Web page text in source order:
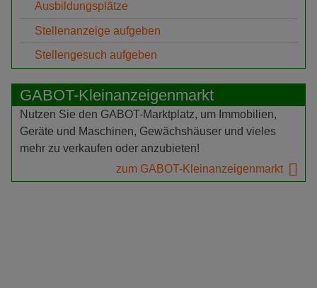
Ausbildungsplätze
Stellenanzeige aufgeben
Stellengesuch aufgeben
GABOT-Kleinanzeigenmarkt
Nutzen Sie den GABOT-Marktplatz, um Immobilien,
Geräte und Maschinen, Gewächshäuser und vieles
mehr zu verkaufen oder anzubieten!
zum GABOT-Kleinanzeigenmarkt